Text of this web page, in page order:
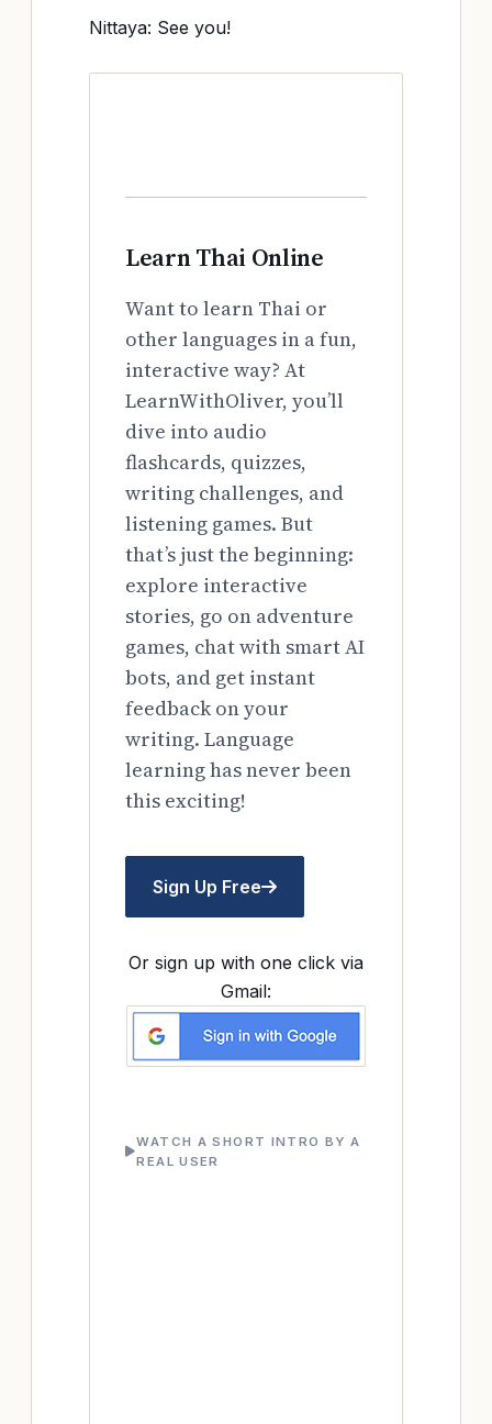
Nittaya: See you!
Learn Thai Online
Want to learn Thai or
other languages in a fun,
interactive way? At
LearnWithOliver, you’ll
dive into audio
flashcards, quizzes,
writing challenges, and
listening games. But
that’s just the beginning:
explore interactive
stories, go on adventure
games, chat with smart AI
bots, and get instant
feedback on your
writing. Language
learning has never been
this exciting!
Sign Up Free
Or sign up with one click via
Gmail:
WATCH A SHORT INTRO BY A
REAL USER